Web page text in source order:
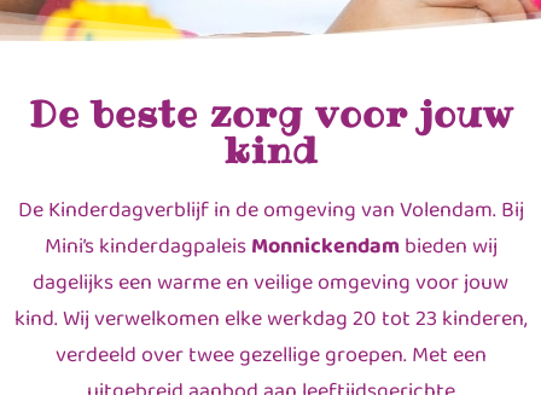
De beste zorg voor jouw
kind
De Kinderdagverblijf in de omgeving van Volendam. Bij
Mini’s kinderdagpaleisMonnickendam bieden wij
dagelijks een warme en veilige omgeving voor jouw
kind. Wij verwelkomen elke werkdag 20 tot 23 kinderen,
verdeeld over twee gezellige groepen. Met een